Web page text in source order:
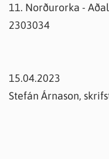
11. Norðurorka -
2303034
15.04.2023
Stefán Árnason,